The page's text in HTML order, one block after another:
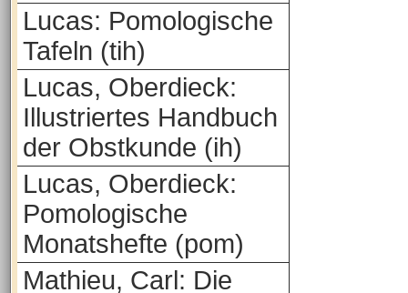
Lucas: Pomologische
Tafeln (tih)
Lucas, Oberdieck:
Illustriertes Handbuch
der Obstkunde (ih)
Lucas, Oberdieck:
Pomologische
Monatshefte (pom)
Mathieu, Carl: Die